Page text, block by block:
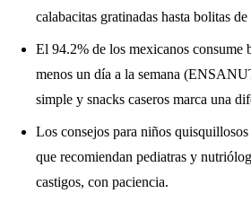
calabacitas gratinadas hasta bolitas
El 94.2% de los mexicanos consume
menos un día a la semana
simple y snacks caseros marca una
Los consejos para niños
que recomiendan pediatras y
castigos, con paciencia.